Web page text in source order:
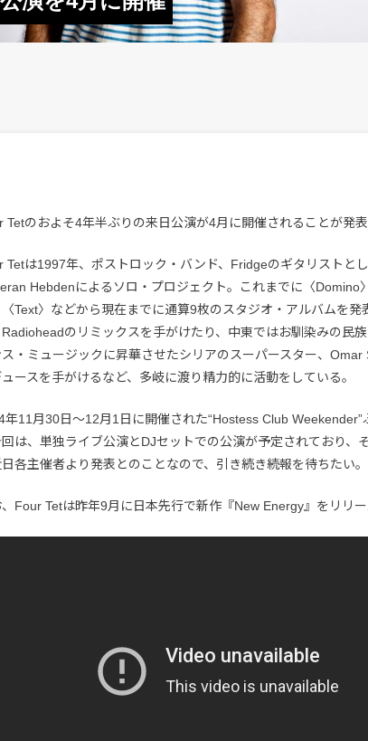
Tetのおよそ4年半ぶりの来日公演が4月に開催されることが発表
Tetは1997年、ポストロック・バンド、Fridgeのギタリストと
Hebdenによるソロ・プロジェクト。これまでに〈Domino
Text〉などから現在までに通算9枚のスタジオ・アルバムを発
のリミックスを手がけたり、中東ではお馴染みの民
ス・ミュージックに昇華させたシリアのスーパースター、Omar
ースを手がけるなど、多岐に渡り精力的に活動をしている。
年11月30日〜12月1日に開催された“Hostess Club Weekender”
は、単独ライブ公演とDJセットでの公演が予定されており、
日各主催者より発表とのことなので、引き続き続報を待ちたい。
Four Tetは昨年9月に日本先行で新作『New Energy』をリリー